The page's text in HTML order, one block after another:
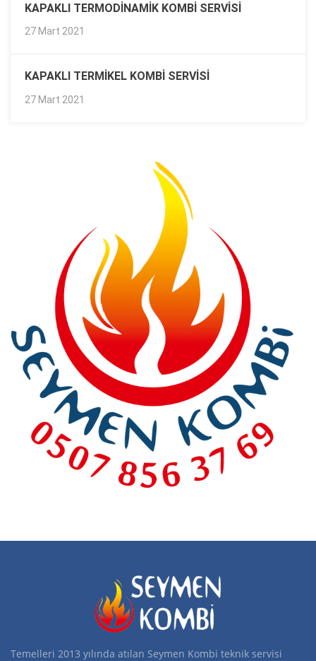
KAPAKLI TERMODINAMIK KOMBI SERVISI
27 Mart 2021
KAPAKLI TERMIKEL KOMBI SERVISI
27 Mart 2021
Temelleri 2013 yılında atılan Seymen Kombi teknik servisi